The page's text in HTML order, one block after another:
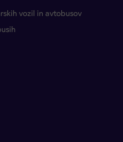
vozil in avtobusov